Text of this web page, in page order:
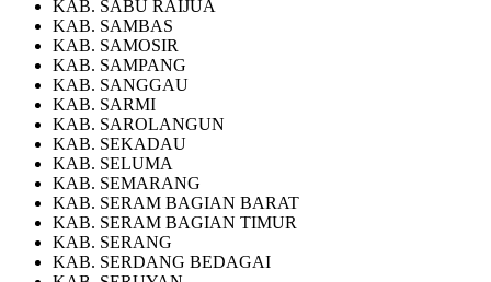
KAB. SABU RAIJUA
KAB. SAMBAS
KAB. SAMOSIR
KAB. SAMPANG
KAB. SANGGAU
KAB. SARMI
KAB. SAROLANGUN
KAB. SEKADAU
KAB. SELUMA
KAB. SEMARANG
KAB. SERAM BAGIAN BARAT
KAB. SERAM BAGIAN TIMUR
KAB. SERANG
KAB. SERDANG BEDAGAI